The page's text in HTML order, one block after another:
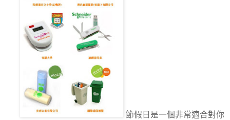
節假日是一個非常適合對你